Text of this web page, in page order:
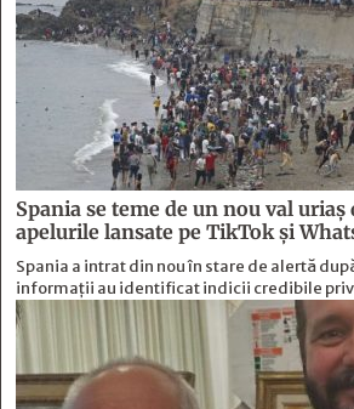
Spania se teme de un nou val
apelurile lansate pe TikTok și
Spania a intrat din nou în stare de alertă
informații au identificat indicii credibile